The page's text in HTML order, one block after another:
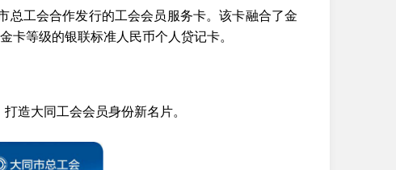
总工会合作发行的工会会员服务卡。该卡融合了金
卡等级的银联标准人民币个人贷记卡。
造大同工会会员身份新名片。